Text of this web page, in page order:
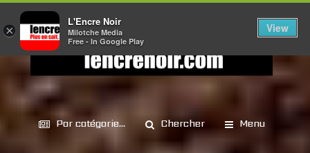
Par catégorie... Chercher Menu
×
L'Encre Noir
Milotche Media
Free - In Google Play
View